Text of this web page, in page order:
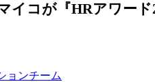
イコが『HRアワード
ョンチーム